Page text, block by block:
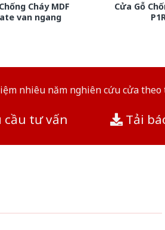
Cháy MDF
van ngang
Cửa Gỗ
nhiêu năm nghiên cứu cửa theo
cầu tư vấn Tải